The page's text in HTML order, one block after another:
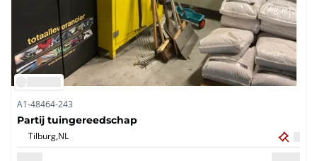
A1-48464-243
Partij tuingereedschap
Tilburg,NL